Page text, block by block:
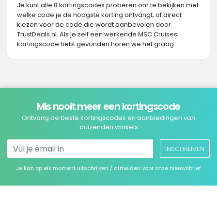
Je kunt alle 8 kortingscodes proberen om te bekijken met
welke code je de hoogste korting ontvangt, of direct
kiezen voor de code die wordt aanbevolen door
TrustDeals.nl. Als je zelf een werkende MSC Cruises
kortingscode hebt gevonden horen we het graag.
Mis nooit meer een kortingscode
Ontvang de beste kortingscodes en aanbiedingen van
duizenden winkels
INSCHRIJVEN
Je kan op elk moment uitschrijven / afmelden voor onze nieuwsbrief